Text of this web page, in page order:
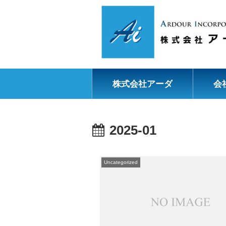
株式会社アーダ 会
2025-01
Uncategorized